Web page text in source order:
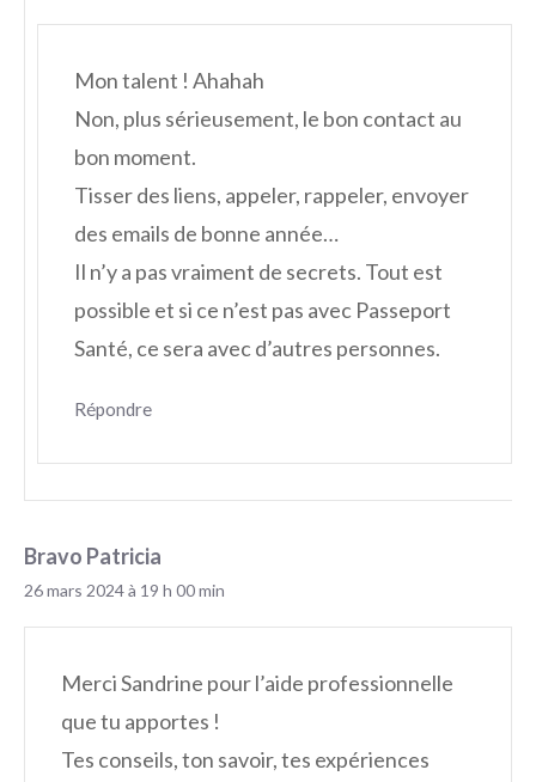
Mon talent ! Ahahah
Non, plus sérieusement, le bon contact au
bon moment.
Tisser des liens, appeler, rappeler, envoyer
des emails de bonne année…
Il n’y a pas vraiment de secrets. Tout est
possible et si ce n’est pas avec Passeport
Santé, ce sera avec d’autres personnes.
Répondre
Bravo Patricia
26 mars 2024 à 19 h 00 min
Merci Sandrine pour l’aide professionnelle
que tu apportes !
Tes conseils, ton savoir, tes expériences